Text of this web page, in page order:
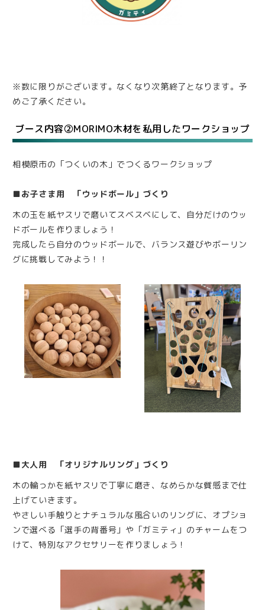
※数に限りがございます。なくなり次第終了となります。予
めご了承ください。
ブース内容②MORIMO木材を私用したワークショップ
相模原市の「つくいの木」でつくるワークショップ
■お子さま用 「ウッドボール」づくり
木の玉を紙ヤスリで磨いてスベスベにして、自分だけのウッ
ドボールを作りましょう！
完成したら自分のウッドボールで、バランス遊びやボーリン
グに挑戦してみよう！！
■大人用 「オリジナルリング」づくり
木の輪っかを紙ヤスリで丁寧に磨き、なめらかな質感まで仕
上げていきます。
やさしい手触りとナチュラルな風合いのリングに、オプショ
ンで選べる「選手の背番号」や「ガミティ」のチャームをつ
けて、特別なアクセサリーを作りましょう！